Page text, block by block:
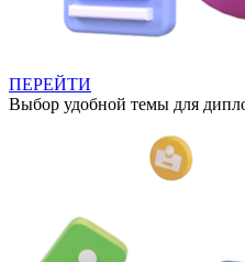
ПЕРЕЙТИ
Выбор удобной темы для